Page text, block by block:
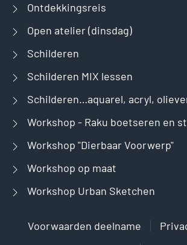
Ontdekkingsreis
Open atelier (dinsdag)
Schilderen
Schilderen MIX lessen
Schilderen…aquarel, acryl,
Workshop - Raku boetseren en
Workshop "Dierbaar Voorwerp"
Workshop op maat
Workshop Urban Sketchen
Voorwaarden deelname